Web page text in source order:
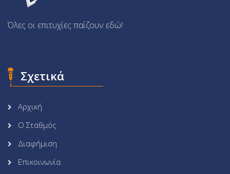
Όλες οι επιτυχίες παίζουν εδώ!
Σχετικά
Αρχική
Ο Σταθμός
Διαφήμιση
Επικοινωνία